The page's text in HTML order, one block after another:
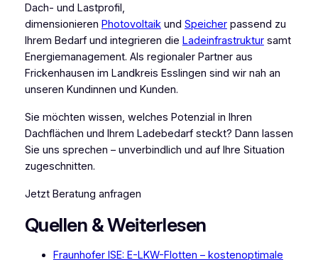
Dach- und Lastprofil,
dimensionieren Photovoltaikund Speicherpassend zu
Ihrem Bedarf und integrieren die Ladeinfrastruktursamt
Energiemanagement. Als regionaler Partner aus
Frickenhausen im Landkreis Esslingen sind wir nah an
unseren Kundinnen und Kunden.
Sie möchten wissen, welches Potenzial in Ihren
Dachflächen und Ihrem Ladebedarf steckt? Dann lassen
Sie uns sprechen – unverbindlich und auf Ihre Situation
zugeschnitten.
Jetzt Beratung anfragen
Quellen & Weiterlesen
Fraunhofer ISE: E-LKW-Flotten – kostenoptimale